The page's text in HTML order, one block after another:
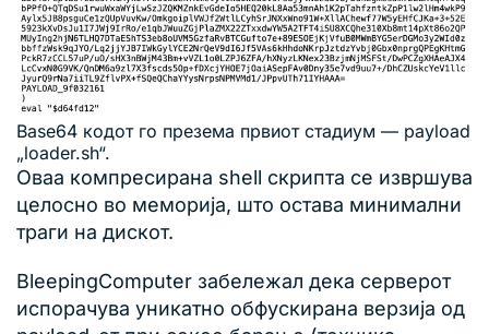
Base64 кодот го презема првиот стадиум — payload
„loader.sh“.
Оваа компресирана shell скрипта се извршува
целосно во меморија, што остава минимални
траги на дискот.
BleepingComputer забележал дека серверот
испорачува уникатно обфускирана верзија од